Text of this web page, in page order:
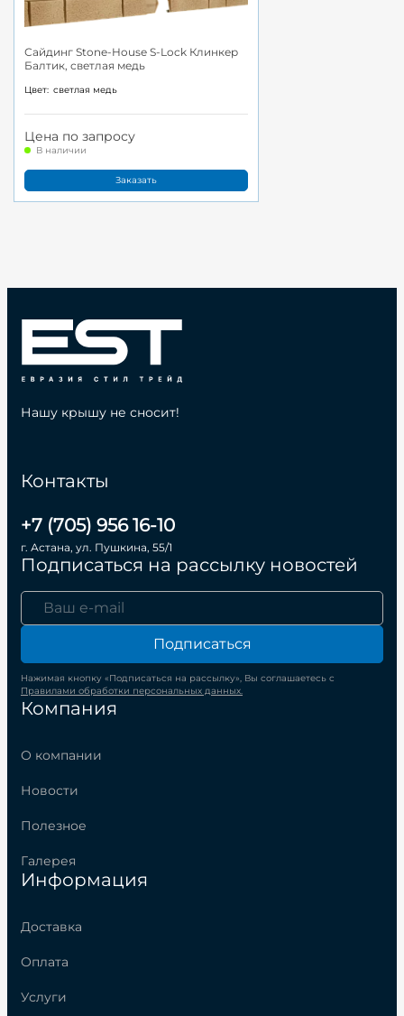
Сайдинг Stone-House S-Lock Клинкер
Балтик, светлая медь
Цвет: светлая медь
Цена по запросу
В наличии
Заказать
Компания
О компании
Новости
Полезное
Галерея
Информация
Доставка
Оплата
Услуги
Контакты
+7 (705) 956 16-10
г. Астана, ул. Пушкина, 55/1
Подписаться на рассылку новостей
Подписаться
Нажимая кнопку «Подписаться на рассылку», Вы соглашаетесь с
Правилами обработки персональных данных.
Нашу крышу не сносит!